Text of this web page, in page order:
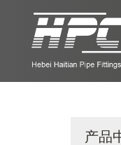
产品